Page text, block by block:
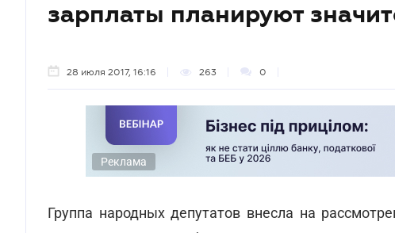
зарплаты планируют
28 июля 2017, 16:16 263 0
Реклама
Группа народных депутатов внесла на